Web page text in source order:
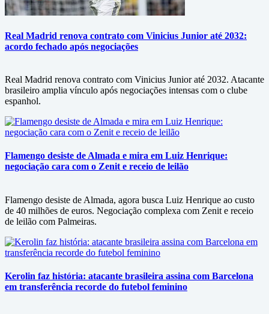
Real Madrid renova contrato com Vinicius Junior até 2032:
acordo fechado após negociações
Real Madrid renova contrato com Vinicius Junior até 2032. Atacante
brasileiro amplia vínculo após negociações intensas com o clube
espanhol.
Flamengo desiste de Almada e mira em Luiz Henrique:
negociação cara com o Zenit e receio de leilão
Flamengo desiste de Almada, agora busca Luiz Henrique ao custo
de 40 milhões de euros. Negociação complexa com Zenit e receio
de leilão com Palmeiras.
Kerolin faz história: atacante brasileira assina com Barcelona
em transferência recorde do futebol feminino